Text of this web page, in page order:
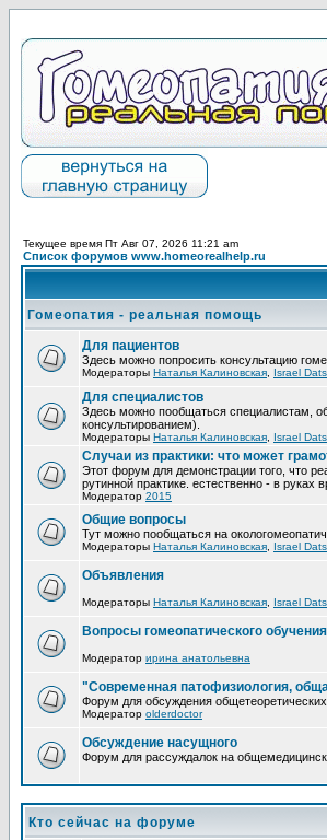
Текущее время Пт Авг 07, 2026 11:21 am
Список форумов www.homeorealhelp.ru
Гомеопатия - реальная помощь
Для пациентов
Здесь можно попросить консультацию
Модераторы Наталья Калиновская Israel
Для специалистов
Здесь можно пообщаться специалистам,
консультированием).
Модераторы Наталья Калиновская Israel
Случаи из практики: что может
Этот форум для демонстрации того, что
рутинной практике. естественно - в руках
Модератор 2015
Общие вопросы
Тут можно пообщаться на
Модераторы Наталья Калиновская Israel
Объявления
Модераторы Наталья Калиновская Israel
Вопросы гомеопатического обучения
Модератор ирина анатольевна
"Современная патофизиология,
Форум для обсуждения
Модератор olderdoctor
Обсуждение насущного
Форум для рассуждалок на
Кто сейчас на форуме